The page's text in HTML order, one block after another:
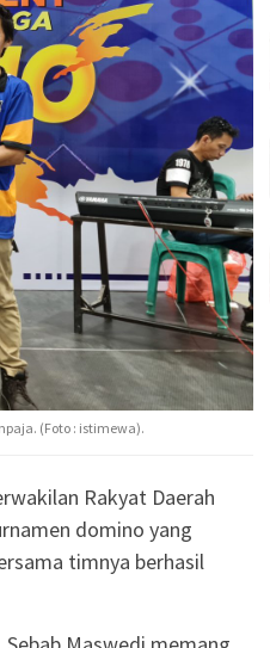
(Foto : istimewa).
Rakyat Daerah
domino yang
timnya berhasil